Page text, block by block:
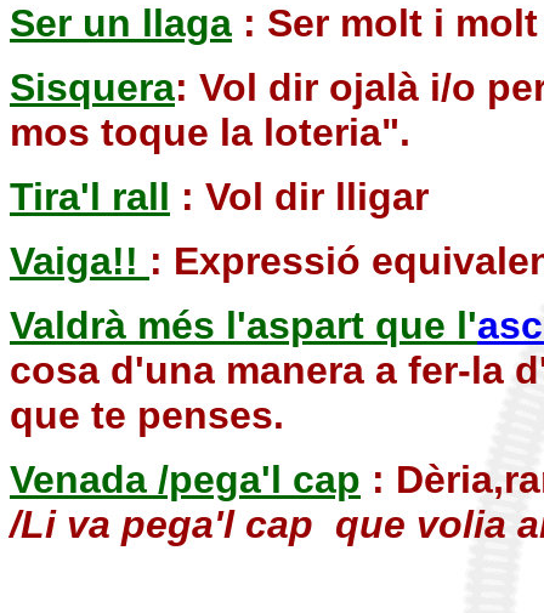
Ser un llaga : Ser molt i
Sisquera: Vol dir ojalà i/o
mos toque la loteria".
Tira'l rall : Vol dir lligar
Vaiga!! : Expressió
Valdrà més l'aspart que l'
cosa d'una manera a fer-la
que te penses.
Venada /pega'l cap :
/Li va pega'l cap que volia